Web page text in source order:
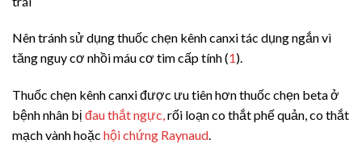
Nên tránh sử dụng thuốc chẹn kênh canxi tác dụng ngắn vì
tăng nguy cơ nhồi máu cơ tim cấp tính (1).
Thuốc chẹn kênh canxi được ưu tiên hơn thuốc chẹn beta ở
bệnh nhân bị đau thắt ngực,rối loạn co thắt phế quản, co thắt
mạch vành hoặc hội chứng Raynaud.